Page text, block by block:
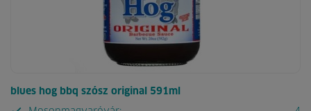
blues hog bbq szósz original 591ml